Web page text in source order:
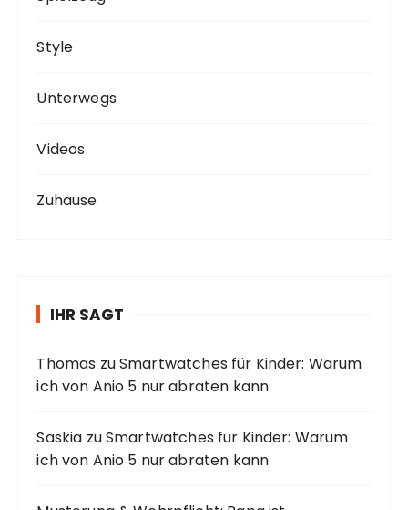
Style
Unterwegs
Videos
Zuhause
IHR SAGT
Thomas zuSmartwatches für Kinder: Warum
ich von Anio 5 nur abraten kann
Saskia zuSmartwatches für Kinder: Warum
ich von Anio 5 nur abraten kann